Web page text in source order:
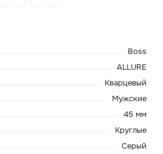
Boss
ALLURE
Кварцевый
Мужские
45 мм
Круглые
Серый